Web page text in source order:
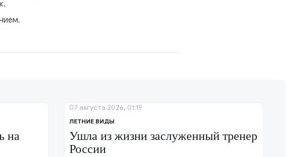
на
ЛЕТНИЕ ВИДЫ
Ушла из жизни заслуженный тренер
России
07 августа 2026, 01:19